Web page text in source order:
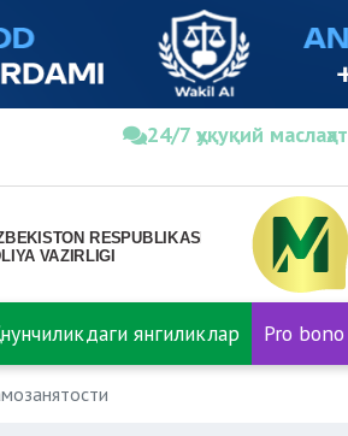
24/7 ҳуқуқий маслаҳат
янгиликлар Pro bono